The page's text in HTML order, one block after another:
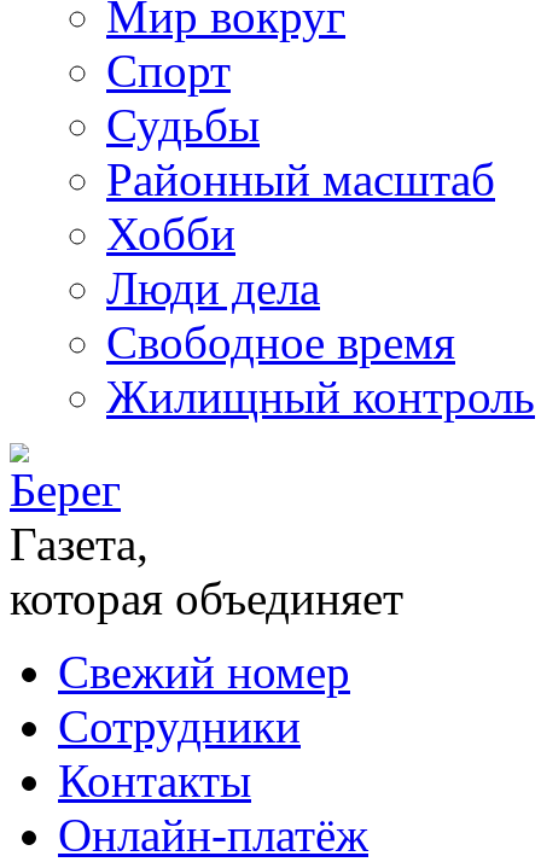
Мир вокруг
Спорт
Судьбы
Районный масштаб
Хобби
Люди дела
Свободное время
Жилищный контроль
Газета,
которая объединяет
Свежий номер
Сотрудники
Контакты
Онлайн-платёж